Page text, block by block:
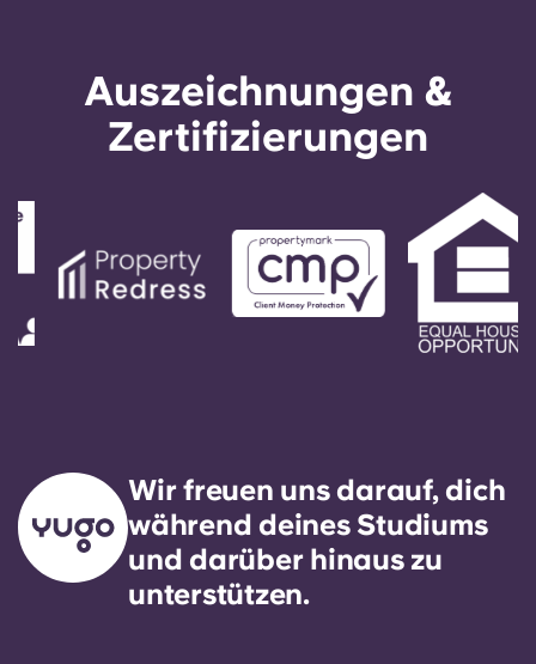
Auszeichnungen &
Zertifizierungen
Wir freuen uns darauf, dich
während deines Studiums
und darüber hinaus zu
unterstützen.